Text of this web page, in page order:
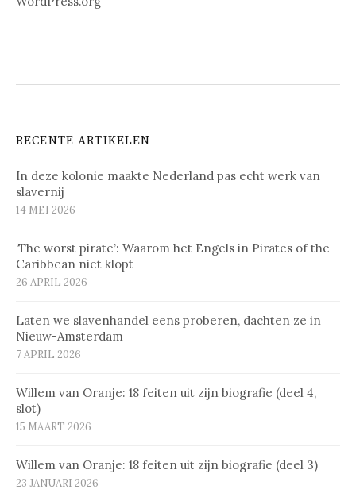
RECENTE ARTIKELEN
In deze kolonie maakte Nederland pas echt werk van
slavernij
14 MEI 2026
‘The worst pirate’: Waarom het Engels in Pirates of the
Caribbean niet klopt
26 APRIL 2026
Laten we slavenhandel eens proberen, dachten ze in
Nieuw-Amsterdam
7 APRIL 2026
Willem van Oranje: 18 feiten uit zijn biografie (deel 4,
slot)
15 MAART 2026
Willem van Oranje: 18 feiten uit zijn biografie (deel 3)
23 JANUARI 2026